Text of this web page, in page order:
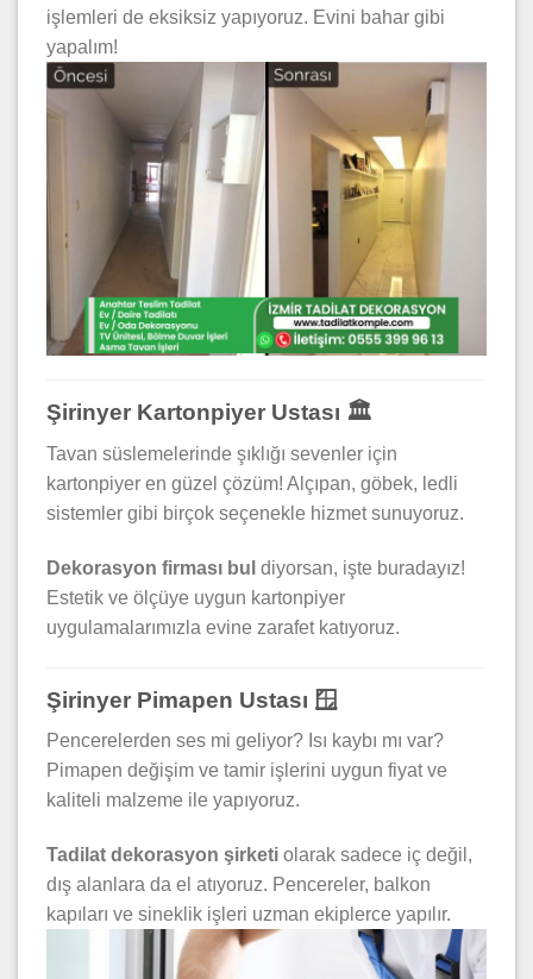
işlemleri de eksiksiz yapıyoruz. Evini bahar gibi
yapalım!
Şirinyer Kartonpiyer Ustası 🏛️
Tavan süslemelerinde şıklığı sevenler için
kartonpiyer en güzel çözüm! Alçıpan, göbek, ledli
sistemler gibi birçok seçenekle hizmet sunuyoruz.
Dekorasyon firması bul diyorsan, işte buradayız!
Estetik ve ölçüye uygun kartonpiyer
uygulamalarımızla evine zarafet katıyoruz.
Şirinyer Pimapen Ustası 🪟
Pencerelerden ses mi geliyor? Isı kaybı mı var?
Pimapen değişim ve tamir işlerini uygun fiyat ve
kaliteli malzeme ile yapıyoruz.
Tadilat dekorasyon şirketi olarak sadece iç değil,
dış alanlara da el atıyoruz. Pencereler, balkon
kapıları ve sineklik işleri uzman ekiplerce yapılır.